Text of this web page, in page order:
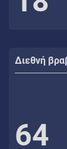
Διεθνή
64